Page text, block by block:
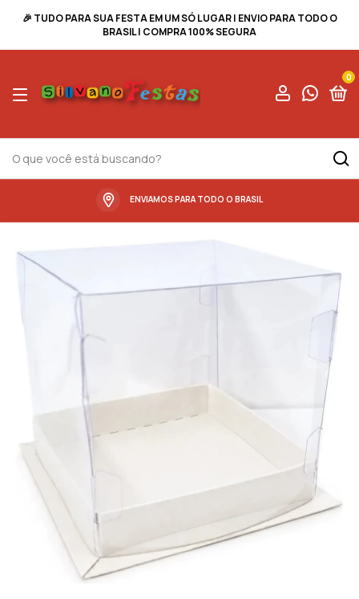
🎉 TUDO PARA SUA FESTA EM UM SÓ LUGAR | ENVIO PARA TODO O
BRASIL | COMPRA 100% SEGURA
0
ENVIAMOS PARA TODO O BRASIL